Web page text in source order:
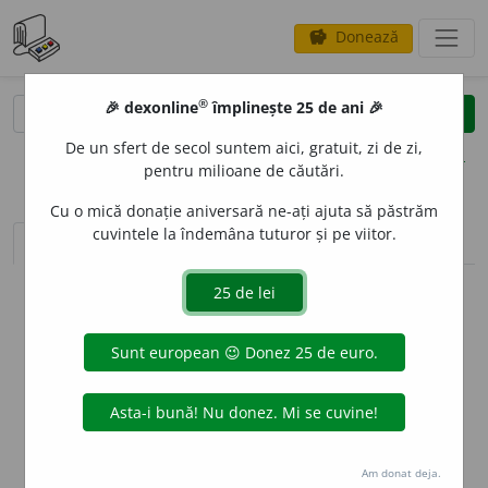
savings Donează
clear
opțiuni
sinteza definițiilor (1) definiții (29) conjugări
info
Aceste definiții sunt compilate de
echipa dexonline. Definițiile
originale se află pe filadefiniții.
preferințe
🎉 dexonline® împlinește 25 de ani 🎉
De un sfert de secol suntem aici, gratuit, zi de zi,
pentru milioane de căutări.
Cu o mică donație aniversară ne-ați ajuta să păstrăm
cuvintele la îndemâna tuturor și pe viitor.
Am donat deja.